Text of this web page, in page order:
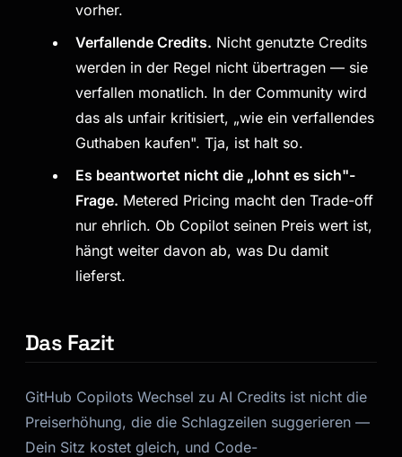
vorher.
Verfallende Credits. Nicht genutzte Credits
werden in der Regel nicht übertragen — sie
verfallen monatlich. In der Community wird
das als unfair kritisiert, „wie ein verfallendes
Guthaben kaufen". Tja, ist halt so.
Es beantwortet nicht die „lohnt es sich"-
Frage. Metered Pricing macht den Trade-off
nur ehrlich. Ob Copilot seinen Preis wert ist,
hängt weiter davon ab, was Du damit
lieferst.
Das Fazit
GitHub Copilots Wechsel zu AI Credits ist nicht die
Preiserhöhung, die die Schlagzeilen suggerieren —
Dein Sitz kostet gleich, und Code-